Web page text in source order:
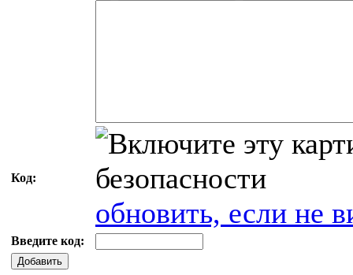
Код:
обновить, если не
Введите код:
Добавить